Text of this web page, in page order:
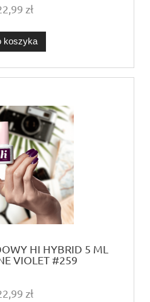
zł
koszyka
HI HYBRID 5 ML
VIOLET #259
zł